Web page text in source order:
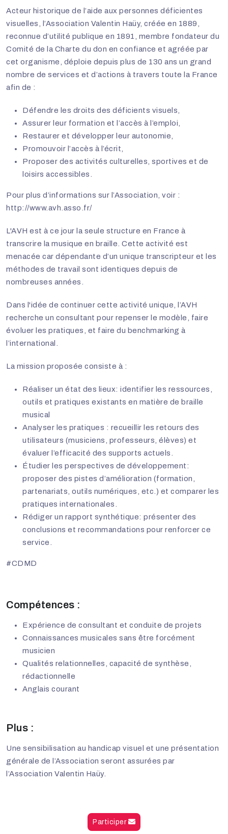
Acteur historique de l’aide aux personnes déficientes
visuelles, l’Association Valentin Haüy, créée en 1889,
reconnue d’utilité publique en 1891, membre fondateur du
Comité de la Charte du don en confiance et agréée par
cet organisme, déploie depuis plus de 130 ans un grand
nombre de services et d’actions à travers toute la France
afin de :
Défendre les droits des déficients visuels,
Assurer leur formation et l’accès à l’emploi,
Restaurer et développer leur autonomie,
Promouvoir l’accès à l’écrit,
Proposer des activités culturelles, sportives et de
loisirs accessibles.
Pour plus d’informations sur l’Association, voir :
http://www.avh.asso.fr/
L'AVH est à ce jour la seule structure en France à
transcrire la musique en braille. Cette activité est
menacée car dépendante d’un unique transcripteur et les
méthodes de travail sont identiques depuis de
nombreuses années.
Dans l'idée de continuer cette activité unique, l’AVH
recherche un consultant pour repenser le modèle, faire
évoluer les pratiques, et faire du benchmarking à
l’international.
La mission proposée consiste à :
Réaliser un état des lieux: identifier les ressources,
outils et pratiques existants en matière de braille
musical
Analyser les pratiques : recueillir les retours des
utilisateurs (musiciens, professeurs, élèves) et
évaluer l’efficacité des supports actuels.
Étudier les perspectives de développement:
proposer des pistes d’amélioration (formation,
partenariats, outils numériques, etc.) et comparer les
pratiques internationales.
Rédiger un rapport synthétique: présenter des
conclusions et recommandations pour renforcer ce
service.
#CDMD
Compétences :
Expérience de consultant et conduite de projets
Connaissances musicales sans être forcément
musicien
Qualités relationnelles, capacité de synthèse,
rédactionnelle
Anglais courant
Plus :
Une sensibilisation au handicap visuel et une présentation
générale de l’Association seront assurées par
l’Association Valentin Haüy.
Participer